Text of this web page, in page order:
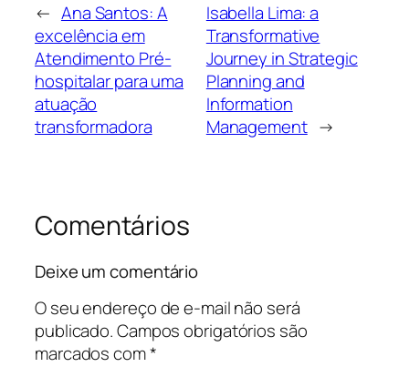
← Ana Santos: A
excelência em
Atendimento Pré-
hospitalar para uma
atuação
transformadora
Isabella Lima: a
Transformative
Journey in Strategic
Planning and
Information
Management →
Comentários
Deixe um comentário
O seu endereço de e-mail não será
publicado.Campos obrigatórios são
marcados com*